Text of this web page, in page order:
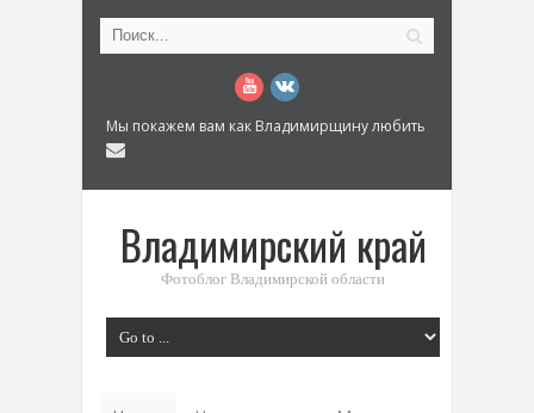
Мы покажем вам как Владимирщину любить
Владимирский край
Фотоблог Владимирской области